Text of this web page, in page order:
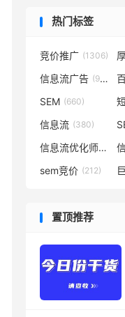
热门标签
竞价推广 (1306)
信息流广告 (932)
SEM (660)
信息流 (380)
信息流优化师(291)
sem竞价 (212)
置顶推荐